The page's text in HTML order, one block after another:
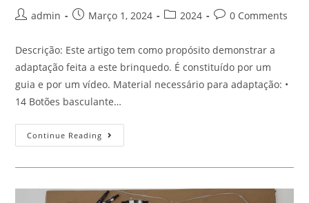
Postadmin
PostMarço 1, 2024
Post2024
Post0 Comments
Descrição: Este artigo tem como propósito demonstrar a
adaptação feita a este brinquedo. É constituído por um
guia e por um vídeo. Material necessário para adaptação: •
14 Botões basculante…
Continue Reading Telecomando
Fisher